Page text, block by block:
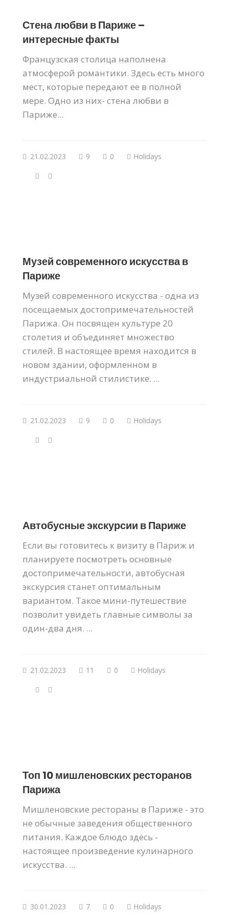
Стена любви в Париже –
интересные факты
Французская столица наполнена
атмосферой романтики. Здесь есть много
мест, которые передают ее в полной
мере. Одно из них- стена любви в
Париже...
21.02.2023 9 0 Holidays
Музей современного искусства в
Париже
Музей современного искусства - одна из
посещаемых достопримечательностей
Парижа. Он посвящен культуре 20
столетия и объединяет множество
стилей. В настоящее время находится в
новом здании, оформленном в
индустриальной стилистике. ...
21.02.2023 9 0 Holidays
Автобусные экскурсии в Париже
Если вы готовитесь к визиту в Париж и
планируете посмотреть основные
достопримечательности, автобусная
экскурсия станет оптимальным
вариантом. Такое мини-путешествие
позволит увидеть главные символы за
один-два дня. ...
21.02.2023 11 0 Holidays
Топ 10 мишленовских ресторанов
Парижа
Мишленовские рестораны в Париже - это
не обычные заведения общественного
питания. Каждое блюдо здесь -
настоящее произведение кулинарного
искусства. ...
30.01.2023 7 0 Holidays